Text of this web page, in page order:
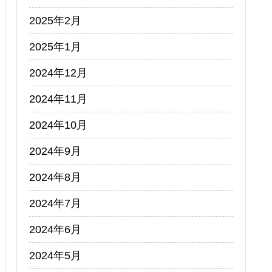
2025年2月
2025年1月
2024年12月
2024年11月
2024年10月
2024年9月
2024年8月
2024年7月
2024年6月
2024年5月